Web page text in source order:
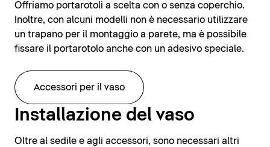
Offriamo portarotoli a scelta con o senza coperchio.
Inoltre, con alcuni modelli non è necessario utilizzare
un trapano per il montaggio a parete, ma è possibile
fissare il portarotolo anche con un adesivo speciale.
Accessori per il vaso
Installazione del vaso
Oltre al sedile e agli accessori, sono necessari altri